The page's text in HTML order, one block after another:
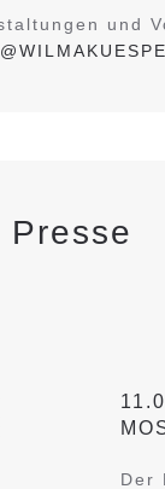
und
Presse
Der